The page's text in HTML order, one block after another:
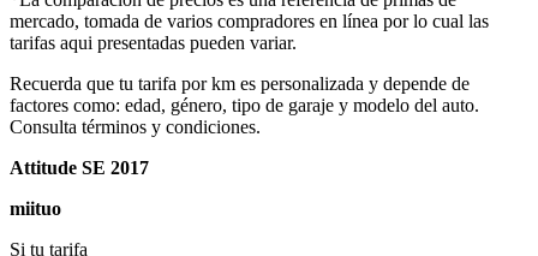
mercado, tomada de varios compradores en línea por lo cual las
tarifas aqui presentadas pueden variar.
Recuerda que tu tarifa por km es personalizada y depende de
factores como: edad, género, tipo de garaje y modelo del auto.
Consulta términos y condiciones.
Attitude SE 2017
miituo
Si tu tarifa